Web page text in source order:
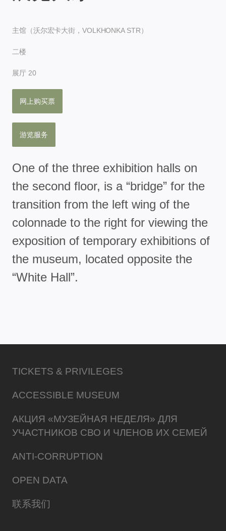
主馆（沃尔宏卡大街，VOLKHONKA STR）
二楼
展厅 20
网上购买票
游览服务
One of the three exhibition halls on
the second floor, is a “bridge” for the
transition from the left wing of the
colonnade to the right for viewing the
exposition of temporary exhibitions of
the museum, located opposite the
“White Hall”.
TICKETS & PRIVILEGES
ACCESSIBLE MUSEUM
АКЦИЯ «МУЗЕЙНАЯ НЕДЕЛЯ» ДЛЯ
УЧАСТНИКОВ СВО И ЧЛЕНОВ ИХ СЕМЕЙ
ANTI-CORRUPTION
OPEN DATA
联系我们